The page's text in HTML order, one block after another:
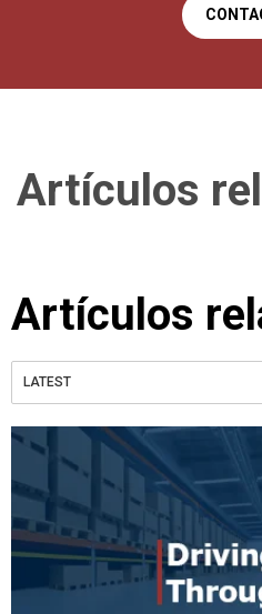
Artículos
Artículos
LATEST